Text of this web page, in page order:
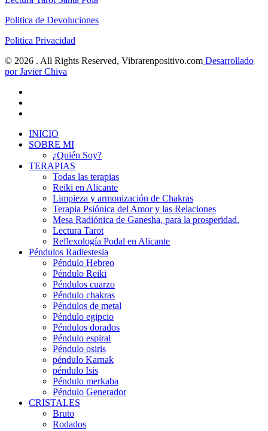
Politica de Devoluciones
Politica Privacidad
© 2026 . All Rights Reserved, Vibrarenpositivo.com Desarrollado
por Javier Chiva
INICIO
SOBRE MI
¿Quién Soy?
TERAPIAS
Todas las terapias
Reiki en Alicante
Limpieza y armonización de Chakras
Terapia Psiónica del Amor y las Relaciones
Mesa Radiónica de Ganesha, para la prosperidad.
Lectura Tarot
Reflexología Podal en Alicante
Péndulos Radiestesia
Péndulo Hebreo
Péndulo Reiki
Péndulos cuarzo
Péndulo chakras
Péndulos de metal
Péndulo egipcio
Péndulos dorados
Péndulo espiral
Péndulo osiris
péndulo Karnak
péndulo Isis
Péndulo merkaba
Péndulo Generador
CRISTALES
Bruto
Rodados